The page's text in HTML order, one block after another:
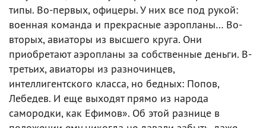
типы. Во-первых, офицеры. У них все под рукой:
военная команда и прекрасные аэропланы… Во-
вторых, авиаторы из высшего круга. Они
приобретают аэропланы за собственные деньги. В-
третьих, авиаторы из разночинцев,
интеллигентского класса, но бедных: Попов,
Лебедев. И еще выходят прямо из народа
самородки, как Ефимов». Об этой разнице в